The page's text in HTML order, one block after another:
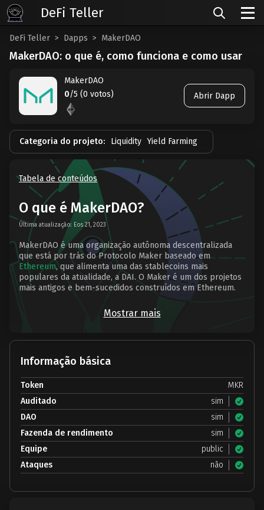
DeFi Teller Dapps MakerDAO
MakerDAO: o que é, como funciona e como usar
MakerDAO
0/5 (0 votos) Abrir Dapp
Categoria do projeto: Liquidity Yield Farming
Tabela de conteúdos
O que é MakerDAO?
Última atualização: Eos 21, 2023
MakerDAO é uma organização autônoma descentralizada
que está por trás do Protocolo Maker baseado em
Ethereum, que alimenta uma das stablecoins mais
populares da atualidade, a DAI. O Maker é um dos projetos
mais antigos e bem-sucedidos construídos em Ethereum.
Mostrar mais
Informação básica
Token
MKR
Auditado
sim
DAO
sim
Fazenda de rendimento
sim
Equipe
public
Ataques
não
DeFi Teller